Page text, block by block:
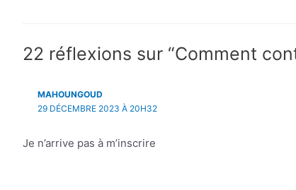
22 réflexions sur “Comment
MAHOUNGOUD
29 DÉCEMBRE 2023 À 20H32
Je n’arrive pas à m’inscrire